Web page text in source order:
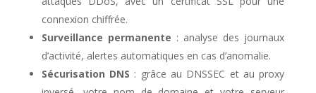
connexion chiffrée.
Surveillance permanente : analyse des journaux
d’activité, alertes automatiques en cas d’anomalie.
Sécurisation DNS : grâce au DNSSEC et au proxy